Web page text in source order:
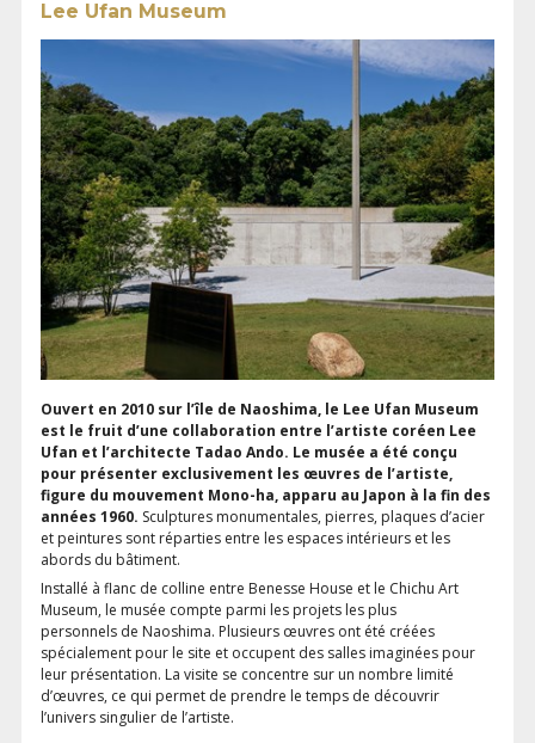
Lee Ufan Museum
Ouvert en 2010 sur l’île de Naoshima, le Lee Ufan Museum
est le fruit d’une collaboration entre l’artiste coréen Lee
Ufan et l’architecte Tadao Ando. Le musée a été conçu
pour présenter exclusivement les œuvres de l’artiste,
figure du mouvement Mono-ha, apparu au Japon à la fin des
années 1960. Sculptures monumentales, pierres, plaques d’acier
et peintures sont réparties entre les espaces intérieurs et les
abords du bâtiment.
Installé à flanc de colline entre Benesse House et le Chichu Art
Museum, le musée compte parmi les projets les plus
personnels de Naoshima. Plusieurs œuvres ont été créées
spécialement pour le site et occupent des salles imaginées pour
leur présentation. La visite se concentre sur un nombre limité
d’œuvres, ce qui permet de prendre le temps de découvrir
l’univers singulier de l’artiste.